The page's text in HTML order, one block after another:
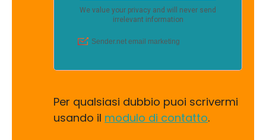
Per qualsiasi dubbio puoi scrivermi
usando il modulo di contatto.